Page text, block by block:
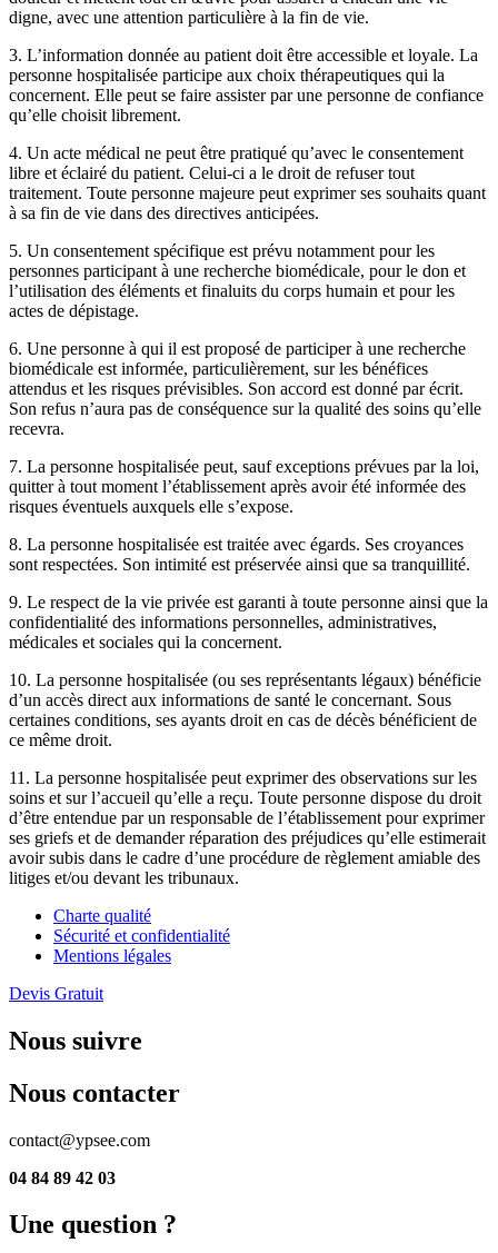
digne, avec une attention particulière à la fin de vie.
3. L’information donnée au patient doit être accessible et loyale. La
personne hospitalisée participe aux choix thérapeutiques qui la
concernent. Elle peut se faire assister par une personne de confiance
qu’elle choisit librement.
4. Un acte médical ne peut être pratiqué qu’avec le consentement
libre et éclairé du patient. Celui-ci a le droit de refuser tout
traitement. Toute personne majeure peut exprimer ses souhaits quant
à sa fin de vie dans des directives anticipées.
5. Un consentement spécifique est prévu notamment pour les
personnes participant à une recherche biomédicale, pour le don et
l’utilisation des éléments et finaluits du corps humain et pour les
actes de dépistage.
6. Une personne à qui il est proposé de participer à une recherche
biomédicale est informée, particulièrement, sur les bénéfices
attendus et les risques prévisibles. Son accord est donné par écrit.
Son refus n’aura pas de conséquence sur la qualité des soins qu’elle
recevra.
7. La personne hospitalisée peut, sauf exceptions prévues par la loi,
quitter à tout moment l’établissement après avoir été informée des
risques éventuels auxquels elle s’expose.
8. La personne hospitalisée est traitée avec égards. Ses croyances
sont respectées. Son intimité est préservée ainsi que sa tranquillité.
9. Le respect de la vie privée est garanti à toute personne ainsi que la
confidentialité des informations personnelles, administratives,
médicales et sociales qui la concernent.
10. La personne hospitalisée (ou ses représentants légaux) bénéficie
d’un accès direct aux informations de santé le concernant. Sous
certaines conditions, ses ayants droit en cas de décès bénéficient de
ce même droit.
11. La personne hospitalisée peut exprimer des observations sur les
soins et sur l’accueil qu’elle a reçu. Toute personne dispose du droit
d’être entendue par un responsable de l’établissement pour exprimer
ses griefs et de demander réparation des préjudices qu’elle estimerait
avoir subis dans le cadre d’une procédure de règlement amiable des
litiges et/ou devant les tribunaux.
Charte qualité
Sécurité et confidentialité
Mentions légales
Devis Gratuit
Nous suivre
Nous contacter
contact@ypsee.com
04 84 89 42 03
Une question ?